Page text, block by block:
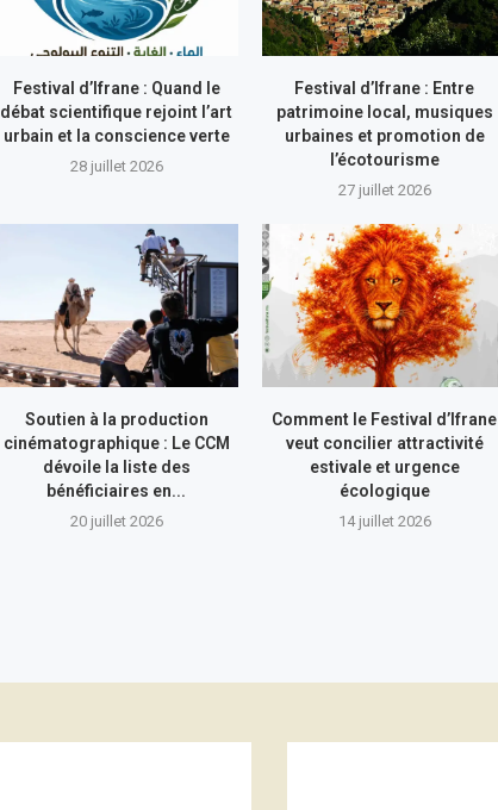
Festival d’Ifrane : Quand le
débat scientifique rejoint l’art
urbain et la conscience verte
28 juillet 2026
Festival d’Ifrane : Entre
patrimoine local, musiques
urbaines et promotion de
l’écotourisme
27 juillet 2026
Soutien à la production
cinématographique : Le CCM
dévoile la liste des
bénéficiaires en...
20 juillet 2026
Comment le Festival d’Ifrane
veut concilier attractivité
estivale et urgence
écologique
14 juillet 2026